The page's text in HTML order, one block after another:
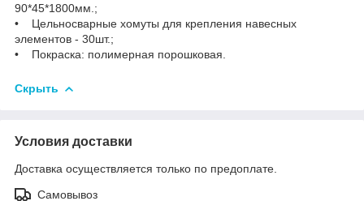
90*45*1800мм.;
• Цельносварные хомуты для крепления навесных
элементов - 30шт.;
• Покраска: полимерная порошковая.
Скрыть
Условия доставки
Доставка осуществляется только по предоплате.
Самовывоз